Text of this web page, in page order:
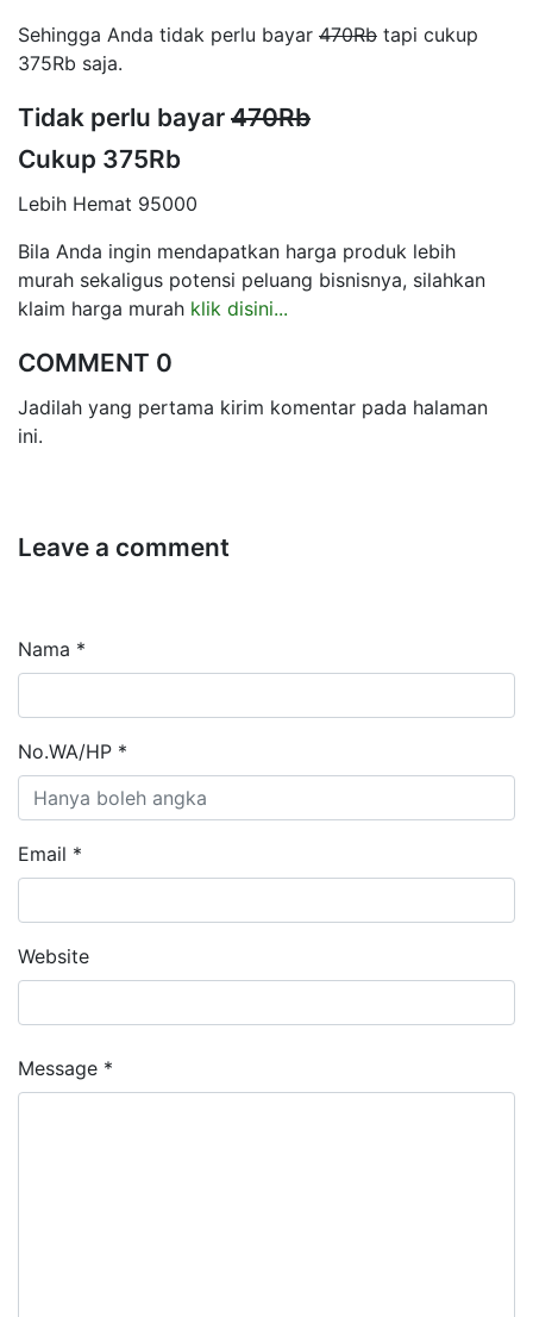
Sehingga Anda tidak perlu bayar 470Rb tapi cukup
375Rb saja.
Tidak perlu bayar 470Rb
Cukup 375Rb
Lebih Hemat 95000
Bila Anda ingin mendapatkan harga produk lebih
murah sekaligus potensi peluang bisnisnya, silahkan
klaim harga murah klik disini...
COMMENT 0
Jadilah yang pertama kirim komentar pada halaman
ini.
Leave a comment
Nama *
No.WA/HP *
Email *
Website
Message *